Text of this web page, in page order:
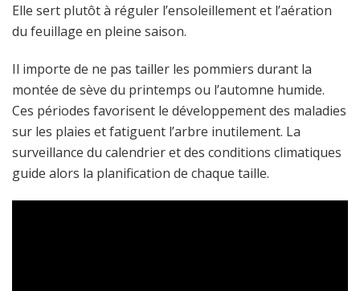
Elle sert plutôt à réguler l’ensoleillement et l’aération
du feuillage en pleine saison.
Il importe de ne pas tailler les pommiers durant la
montée de sève du printemps ou l’automne humide.
Ces périodes favorisent le développement des maladies
sur les plaies et fatiguent l’arbre inutilement. La
surveillance du calendrier et des conditions climatiques
guide alors la planification de chaque taille.